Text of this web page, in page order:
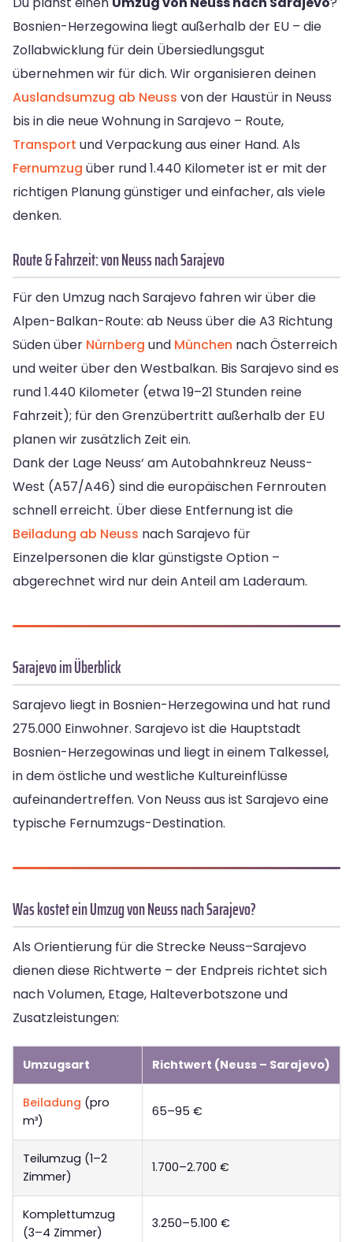
Bosnien-Herzegowina liegt außerhalb der EU – die
Zollabwicklung für dein Übersiedlungsgut
übernehmen wir für dich. Wir organisieren deinen
Auslandsumzug ab Neuss von der Haustür in Neuss
bis in die neue Wohnung in Sarajevo – Route,
Transport und Verpackung aus einer Hand. Als
Fernumzug über rund 1.440 Kilometer ist er mit der
richtigen Planung günstiger und einfacher, als viele
denken.
Route & Fahrzeit: von Neuss nach Sarajevo
Für den Umzug nach Sarajevo fahren wir über die
Alpen-Balkan-Route: ab Neuss über die A3 Richtung
Süden über Nürnberg und München nach Österreich
und weiter über den Westbalkan. Bis Sarajevo sind es
rund 1.440 Kilometer (etwa 19–21 Stunden reine
Fahrzeit); für den Grenzübertritt außerhalb der EU
planen wir zusätzlich Zeit ein.
Dank der Lage Neuss‘ am Autobahnkreuz Neuss-
West (A57/A46) sind die europäischen Fernrouten
schnell erreicht. Über diese Entfernung ist die
Beiladung ab Neuss nach Sarajevo für
Einzelpersonen die klar günstigste Option –
abgerechnet wird nur dein Anteil am Laderaum.
Sarajevo im Überblick
Sarajevo liegt in Bosnien-Herzegowina und hat rund
275.000 Einwohner. Sarajevo ist die Hauptstadt
Bosnien-Herzegowinas und liegt in einem Talkessel,
in dem östliche und westliche Kultureinflüsse
aufeinandertreffen. Von Neuss aus ist Sarajevo eine
typische Fernumzugs-Destination.
Was kostet ein Umzug von Neuss nach Sarajevo?
Als Orientierung für die Strecke Neuss–Sarajevo
dienen diese Richtwerte – der Endpreis richtet sich
nach Volumen, Etage, Halteverbotszone und
Zusatzleistungen:
Umzugsart Richtwert (Neuss – Sarajevo)
Beiladung (pro
m³)
65–95 €
Teilumzug (1–2
Zimmer)
1.700–2.700 €
Komplettumzug
(3–4 Zimmer)
3.250–5.100 €